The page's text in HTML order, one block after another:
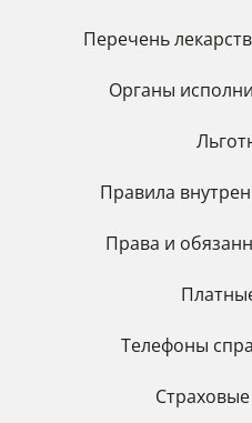
Перечень
Органы
Правила
Права и
Телефоны